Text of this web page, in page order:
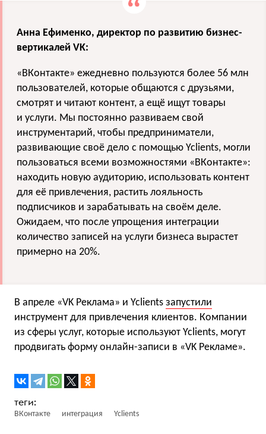
Анна Ефименко, директор по развитию бизнес-
вертикалей VK:
«ВКонтакте» ежедневно пользуются более 56 млн
пользователей, которые общаются с друзьями,
смотрят и читают контент, а ещё ищут товары
и услуги. Мы постоянно развиваем свой
инструментарий, чтобы предприниматели,
развивающие своё дело с помощью Yclients, могли
пользоваться всеми возможностями «ВКонтакте»:
находить новую аудиторию, использовать контент
для её привлечения, растить лояльность
подписчиков и зарабатывать на своём деле.
Ожидаем, что после упрощения интеграции
количество записей на услуги бизнеса вырастет
примерно на 20%.
В апреле «VK Реклама» и Yclients запустили
инструмент для привлечения клиентов. Компании
из сферы услуг, которые используют Yclients, могут
продвигать форму онлайн-записи в «VK Рекламе».
ВКонтакте интеграция Yclients